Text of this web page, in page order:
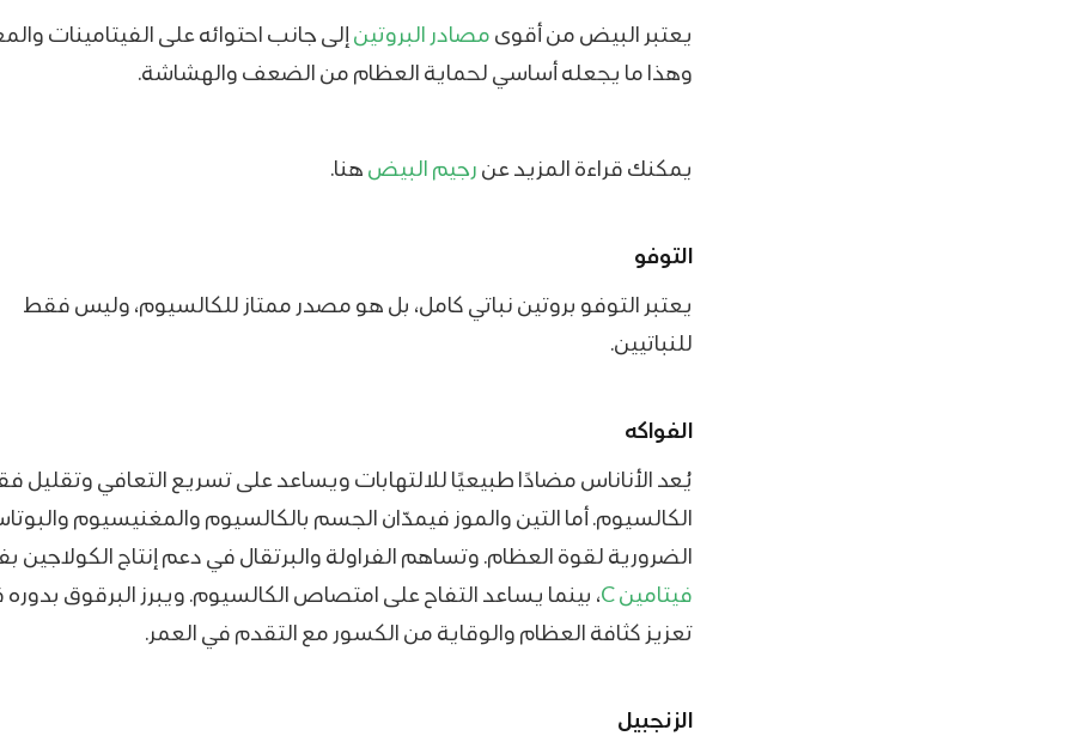
يعتبر البيض من أقوى مصادر البروتين إلى جانب احتوائه على الفيتامينات
وهذا ما يجعله أساسي لحماية العظام من الضعف والهشاشة.
يمكنك قراءة المزيد عن رجيم البيض هنا.
التوفو
يعتبر التوفو بروتين نباتي كامل، بل هو مصدر ممتاز للكالسيوم، وليس فقط
للنباتيين.
الفواكه
يُعد الأناناس مضادًا طبيعيًا للالتهابات ويساعد على تسريع التعافي وتقليل
الكالسيوم. أما التين والموز فيمدّان الجسم بالكالسيوم والمغنيسيوم
الضرورية لقوة العظام. وتساهم الفراولة والبرتقال في دعم إنتاج الكولاجين
فيتامين C ، بينما يساعد التفاح على امتصاص الكالسيوم. ويبرز البرقوق
تعزيز كثافة العظام والوقاية من الكسور مع التقدم في العمر.
الزنجبيل